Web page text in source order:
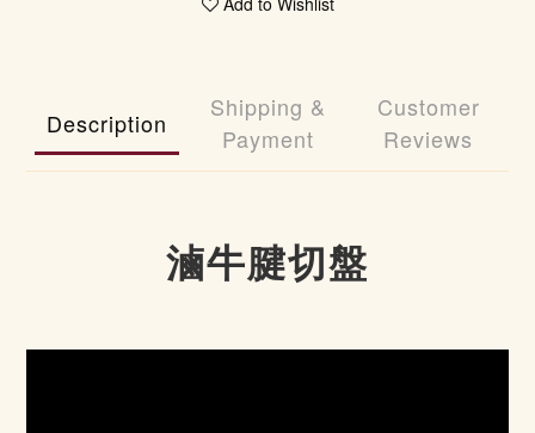
Description
Shipping &
Payment
Customer
Reviews
滷牛腱切盤